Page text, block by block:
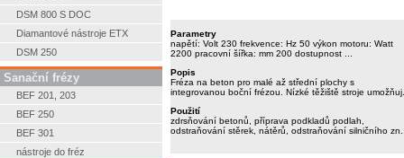
DSM 800 S DOC
Diamantové nástroje ETX
DSM 250
Sanační frézy
BEF 201, 203
BEF 250
BEF 301
nástroje do fréz
Parametry
napětí: Volt 230 frekvence: Hz 50 výkon motoru: Watt
2200 pracovní šířka: mm 200 dostupnost ...
Popis
Fréza na beton pro malé až střední plochy s
integrovanou boční frézou. Nízké těžiště stroje
Použití
zdrsňování betonů, příprava podkladů podlah,
odstraňování stěrek, nátěrů, odstraňování silničního